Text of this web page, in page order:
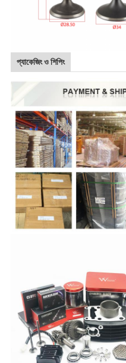
প্যাকেজিং ও শিপিং